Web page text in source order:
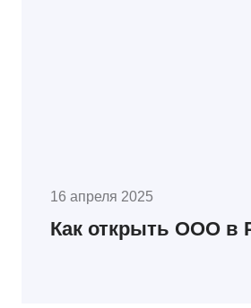
16 апреля 2025
Как открыть ООО в